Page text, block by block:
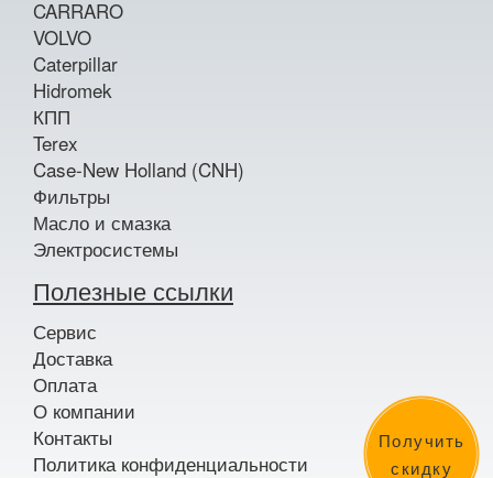
Получить
скидку
CARRARO
VOLVO
Caterpillar
Hidromek
КПП
Terex
Case-New Holland (CNH)
Фильтры
Масло и смазка
Электросистемы
Полезные ссылки
Сервис
Доставка
Оплата
О компании
Контакты
Политика конфиденциальности